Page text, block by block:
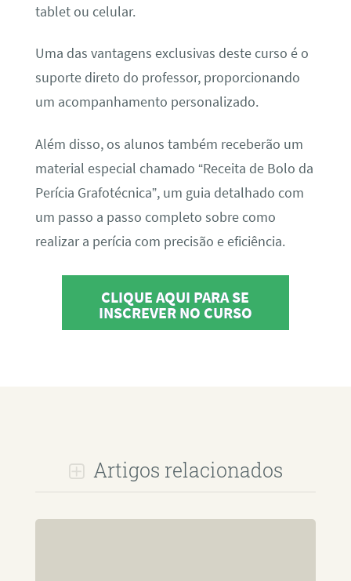
tablet ou celular.
Uma das vantagens exclusivas deste curso é o
suporte direto do professor, proporcionando
um acompanhamento personalizado.
Além disso, os alunos também receberão um
material especial chamado “Receita de Bolo da
Perícia Grafotécnica”, um guia detalhado com
um passo a passo completo sobre como
realizar a perícia com precisão e eficiência.
CLIQUE AQUI PARA SE
INSCREVER NO CURSO
Artigos relacionados